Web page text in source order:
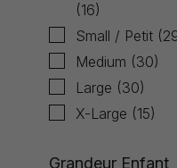
(16)
Small / Petit
Medium (30)
Large (30)
X-Large (15)
Grandeur Enfant